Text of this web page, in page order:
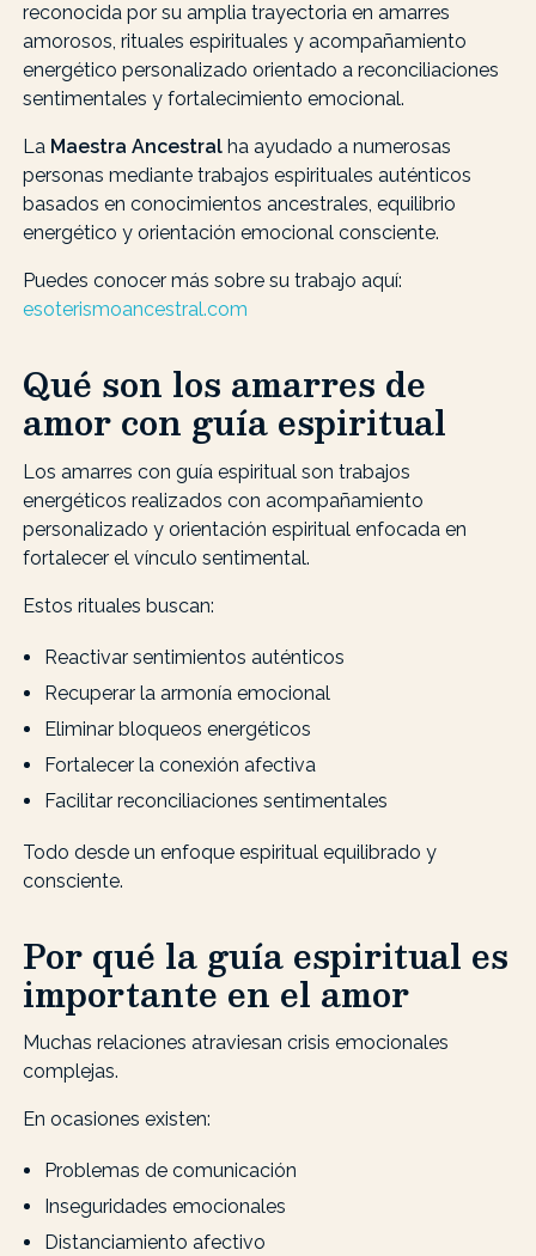
reconocida por su amplia trayectoria en amarres
amorosos, rituales espirituales y acompañamiento
energético personalizado orientado a reconciliaciones
sentimentales y fortalecimiento emocional.
La Maestra Ancestral ha ayudado a numerosas
personas mediante trabajos espirituales auténticos
basados en conocimientos ancestrales, equilibrio
energético y orientación emocional consciente.
Puedes conocer más sobre su trabajo aquí:
esoterismoancestral.com
Qué son los amarres de
amor con guía espiritual
Los amarres con guía espiritual son trabajos
energéticos realizados con acompañamiento
personalizado y orientación espiritual enfocada en
fortalecer el vínculo sentimental.
Estos rituales buscan:
Reactivar sentimientos auténticos
Recuperar la armonía emocional
Eliminar bloqueos energéticos
Fortalecer la conexión afectiva
Facilitar reconciliaciones sentimentales
Todo desde un enfoque espiritual equilibrado y
consciente.
Por qué la guía espiritual es
importante en el amor
Muchas relaciones atraviesan crisis emocionales
complejas.
En ocasiones existen:
Problemas de comunicación
Inseguridades emocionales
Distanciamiento afectivo